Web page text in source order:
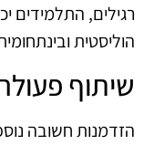
רגילים, התלמידים
הוליסטית
שיתוף
הזדמנות חשובה